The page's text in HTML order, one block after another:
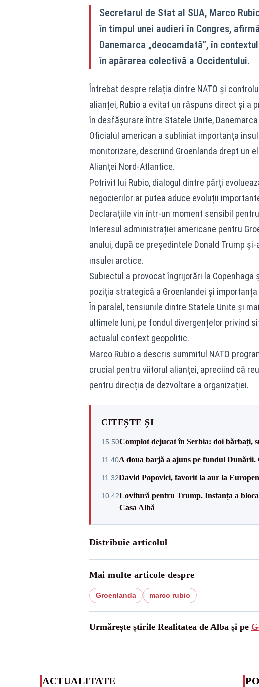
Secretarul de Stat al SUA, Marco
în timpul unei audieri în Congres,
Danemarca „deocamdată”, în
în apărarea colectivă a Occidentului.
Întrebat despre relația dintre NATO și
alianței, Rubio a evitat un răspuns direct și a
în desfășurare între Statele Unite,
Oficialul american a subliniat importanța
monitorizare, descriind Groenlanda drept un
Alianței Nord-Atlantice.
Potrivit lui Rubio, dialogul dintre părți
negocierilor ar putea aduce evoluții
Declarațiile vin într-un moment sensibil
Interesul administrației americane pentru
anului, după ce președintele Donald Trump
insulei arctice.
Subiectul a provocat îngrijorări la
poziția strategică a Groenlandei și
În paralel, tensiunile dintre Statele Unite și
ultimele luni, pe fondul divergențelor privind
actualul context geopolitic.
Marco Rubio a descris summitul NATO
crucial pentru viitorul alianței, apreciind că
pentru direcția de dezvoltare a organizației.
CITEȘTE ȘI
15:50Complot dejucat în Serbia: doi bărbați,
11:40A doua barjă a ajuns pe fundul Dunării.
11:32David Popovici, favorit la aur la
10:42Lovitură pentru Trump. Instanța a
Casa Albă
Distribuie articolul
Mai multe articole despre
Groenlanda marco rubio
Urmărește știrile Realitatea de Alba și pe
ACTUALITATE